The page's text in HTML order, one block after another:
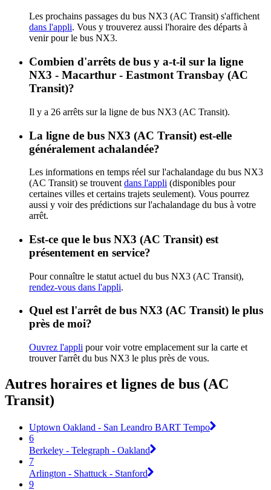
Les prochains passages du bus NX3 (AC Transit) s'affichent
dans l'appli. Vous y trouverez aussi l'horaire des départs à
venir pour le bus NX3.
Combien d'arrêts de bus y a-t-il sur la ligne
NX3 - Macarthur - Eastmont Transbay (AC
Transit)?
Il y a 26 arrêts sur la ligne de bus NX3 (AC Transit).
La ligne de bus NX3 (AC Transit) est-elle
généralement achalandée?
Les informations en temps réel sur l'achalandage du bus NX3
(AC Transit) se trouvent dans l'appli (disponibles pour
certaines villes et certains trajets seulement). Vous pourrez
aussi y voir des prédictions sur l'achalandage du bus à votre
arrêt.
Est-ce que le bus NX3 (AC Transit) est
présentement en service?
Pour connaître le statut actuel du bus NX3 (AC Transit),
rendez-vous dans l'appli.
Quel est l'arrêt de bus NX3 (AC Transit) le plus
près de moi?
Ouvrez l'appli pour voir votre emplacement sur la carte et
trouver l'arrêt du bus NX3 le plus près de vous.
Autres horaires et lignes de bus (AC
Transit)
Uptown Oakland - San Leandro BART Tempo
6
Berkeley - Telegraph - Oakland
7
Arlington - Shattuck - Stanford
9